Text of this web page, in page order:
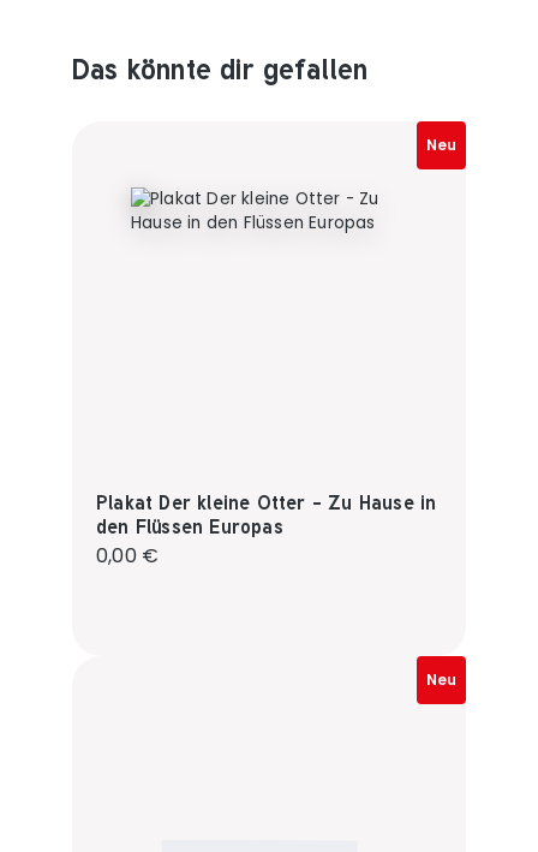
Produktempfehlungen überspringen
Das könnte dir gefallen
Neu
Plakat Der kleine Otter - Zu Hause in
den Flüssen Europas
Regulärer Preis:
0,00 €
Neu